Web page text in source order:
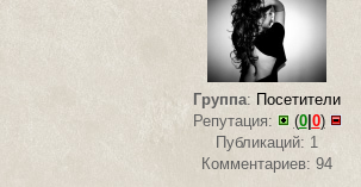
Группа: Посетители
Репутация:
(0| 0)
Публикаций: 1
Комментариев: 94